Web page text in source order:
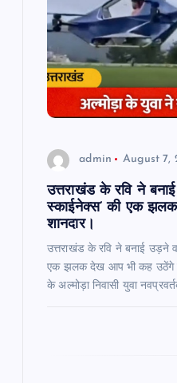
admin August 7,
उत्तराखंड के रवि ने बनाई
स्काईनेक्स’ की एक
शानदार।
उत्तराखंड के रवि ने बनाई उड़ने
एक झलक देख आप भी कह उठेंगे
के अल्मोड़ा निवासी युवा